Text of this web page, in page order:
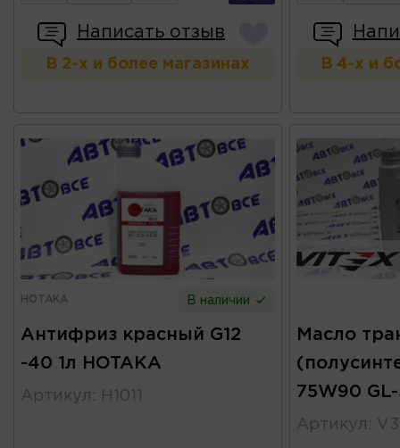
Написать отзыв
В 2-х и более магазинах В 4-х и
HOTAKA В наличии
Антифриз красный G12
-40 1л HOTAKA
Артикул : H1011
Масло
75W90
Артикул :